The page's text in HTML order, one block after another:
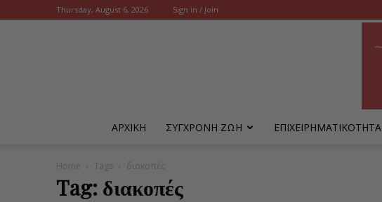
Thursday, August 6, 2026 Sign in / Join
ΑΡΧΙΚΗ ΣΥΓΧΡΟΝΗ ΖΩΗ ΕΠΙΧΕΙΡΗΜΑΤΙΚΟΤΗΤΑ
Home Tags διακοπές
Tag: διακοπές